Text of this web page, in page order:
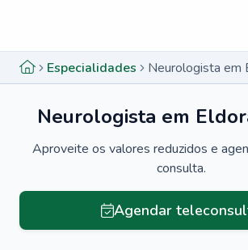
Especialidades
Neurologista em
Aproveite os valores reduzidos e
consulta.
Agendar